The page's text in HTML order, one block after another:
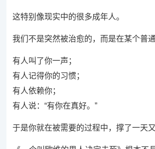
这特别像现实中的很多成年人。
我们不是突然被治愈的，而是在某个普通
有人叫了你一声；
有人记得你的习惯；
有人依赖你；
有人说：“有你在真好。”
于是你就在被需要的过程中，撑了一天又